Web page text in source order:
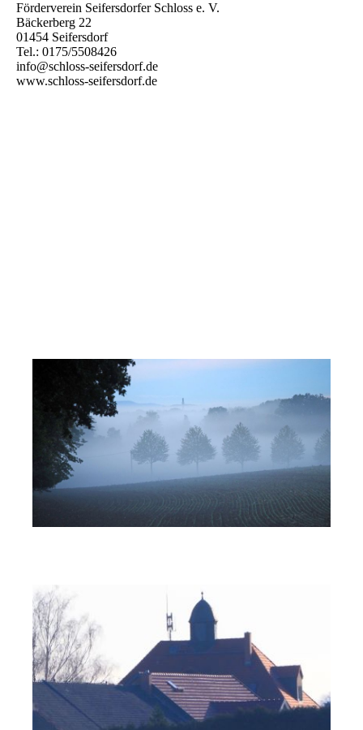
Förderverein Seifersdorfer Schloss e. V.
Bäckerberg 22
01454 Seifersdorf
Tel.: 0175/5508426
info@schloss-seifersdorf.de
www.schloss-seifersdorf.de